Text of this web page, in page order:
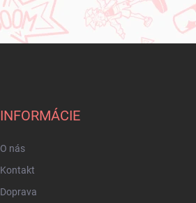
INFORMÁCIE
O nás
Kontakt
Doprava